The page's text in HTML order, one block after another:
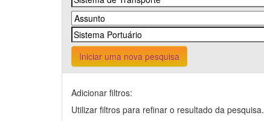
Iniciar uma nova pesquisa
Adicionar filtros:
Utilizar filtros para refinar o resultado da pesquisa.